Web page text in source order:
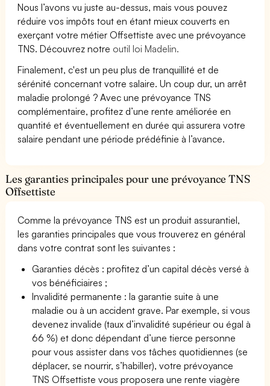
Nous l’avons vu juste au-dessus, mais vous pouvez
réduire vos impôts tout en étant mieux couverts en
exerçant votre métier Offsettiste avec une prévoyance
TNS. Découvrez notre outil loi Madelin.
Finalement, c'est un peu plus de tranquillité et de
sérénité concernant votre salaire. Un coup dur, un arrêt
maladie prolongé ? Avec une prévoyance TNS
complémentaire, profitez d’une rente améliorée en
quantité et éventuellement en durée qui assurera votre
salaire pendant une période prédéfinie à l’avance.
Les garanties principales pour une prévoyance TNS
Offsettiste
Comme la prévoyance TNS est un produit assurantiel,
les garanties principales que vous trouverez en général
dans votre contrat sont les suivantes :
Garanties décès : profitez d’un capital décès versé à
vos bénéficiaires ;
Invalidité permanente : la garantie suite à une
maladie ou à un accident grave. Par exemple, si vous
devenez invalide (taux d’invalidité supérieur ou égal à
66 %) et donc dépendant d’une tierce personne
pour vous assister dans vos tâches quotidiennes (se
déplacer, se nourrir, s’habiller), votre prévoyance
TNS Offsettiste vous proposera une rente viagère